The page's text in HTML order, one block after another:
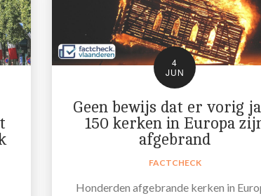
4
JUN
Geen bewijs dat er vorig
150 kerken in Europa
afgebrand
FACTCHECK
Honderden afgebrande kerken in